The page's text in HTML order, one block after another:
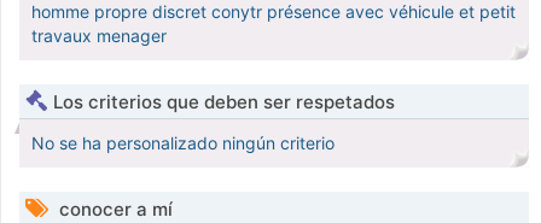
homme propre discret conytr présence avec véhicule et petit
travaux menager
Los criterios que deben ser respetados
No se ha personalizado ningún criterio
conocer a mí